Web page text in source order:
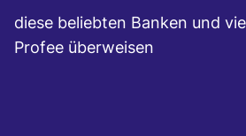
diese beliebten Banken und
Profee überweisen